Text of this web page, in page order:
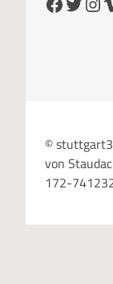
©
von
172-